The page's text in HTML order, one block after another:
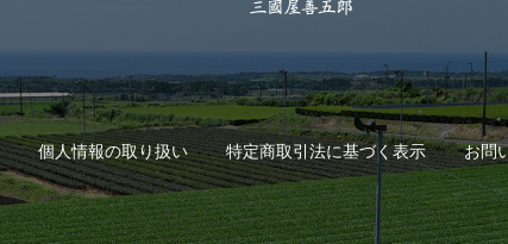
個人情報の取り扱い 特定商取引法に基づく表示 お問